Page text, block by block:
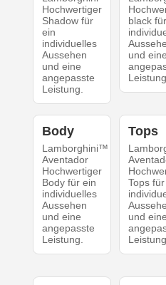
Hochwertiger
Shadow für
ein
individuelles
Aussehen
und eine
angepasste
Leistung.
black
und eine
Body
Lamborghini™
Aventador
Hochwertiger
Body für ein
individuelles
Aussehen
und eine
angepasste
Leistung.
Tops
Tops
und eine